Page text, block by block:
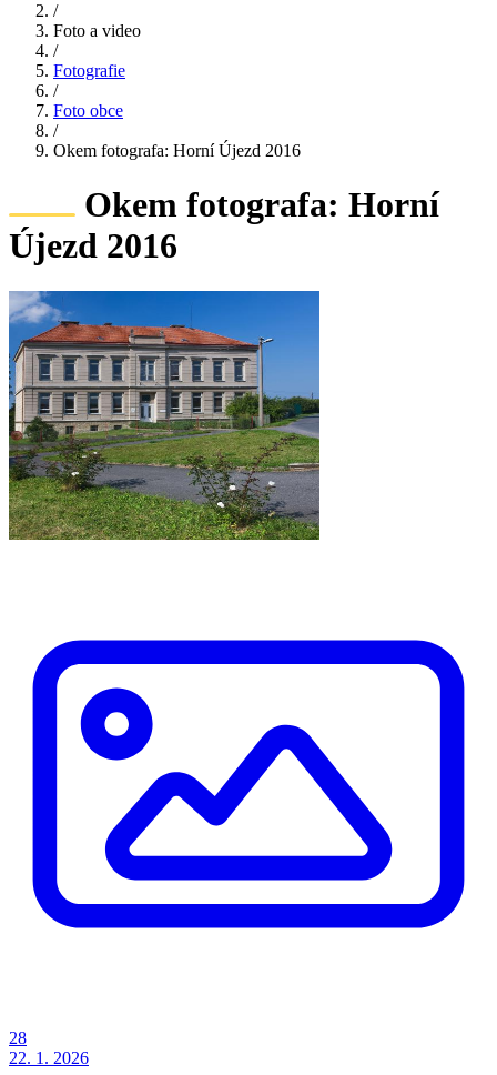
/
Foto a video
/
Fotografie
/
Foto obce
/
Okem fotografa: Horní Újezd 2016
Okem fotografa: Horní
Újezd 2016
28
22. 1. 2026